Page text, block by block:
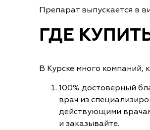
Препарат выпускается в
ГДЕ
В Курске много компаний,
100% достоверный
врач из
действующими
и заказывайте.